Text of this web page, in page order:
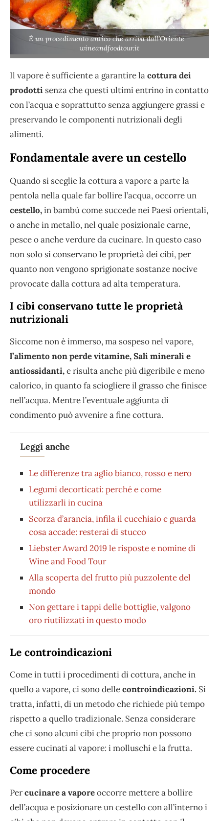
È un procedimento antico che arriva dall’Oriente –
wineandfoodtour.it
Il vapore è sufficiente a garantire lacottura dei
prodotti senza che questi ultimi entrino in contatto
con l’acqua e soprattutto senza aggiungere grassi e
preservando le componenti nutrizionali degli
alimenti.
Fondamentale avere un cestello
Quando si sceglie la cottura a vapore a parte la
pentola nella quale far bollire l’acqua, occorre un
cestello,in bambù come succede nei Paesi orientali,
o anche in metallo, nel quale posizionale carne,
pesce o anche verdure da cucinare. In questo caso
non solo si conservano le proprietà dei cibi, per
quanto non vengono sprigionate sostanze nocive
provocate dalla cottura ad alta temperatura.
I cibi conservano tutte le proprietà
nutrizionali
Siccome non è immerso, ma sospeso nel vapore,
l’alimento non perde vitamine, Sali minerali e
antiossidanti,e risulta anche più digeribile e meno
calorico, in quanto fa sciogliere il grasso che finisce
nell’acqua. Mentre l’eventuale aggiunta di
condimento può avvenire a fine cottura.
Leggi anche
Le differenze tra aglio bianco, rosso e nero
Legumi decorticati: perché e come
utilizzarli in cucina
Scorza d’arancia, infila il cucchiaio e guarda
cosa accade: resterai di stucco
Liebster Award 2019 le risposte e nomine di
Wine and Food Tour
Alla scoperta del frutto più puzzolente del
mondo
Non gettare i tappi delle bottiglie, valgono
oro riutilizzati in questo modo
Le controindicazioni
Come in tutti i procedimenti di cottura, anche in
quello a vapore, ci sono dellecontroindicazioni. Si
tratta, infatti, di un metodo che richiede più tempo
rispetto a quello tradizionale. Senza considerare
che ci sono alcuni cibi che proprio non possono
essere cucinati al vapore: i molluschi e la frutta.
Come procedere
Percucinare a vaporeoccorre mettere a bollire
dell’acqua e posizionare un cestello con all’interno i